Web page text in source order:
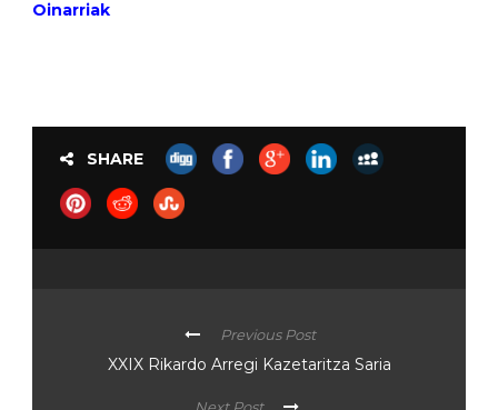
Oinarriak
SHARE
Previous Post
XXIX Rikardo Arregi Kazetaritza Saria
Next Post